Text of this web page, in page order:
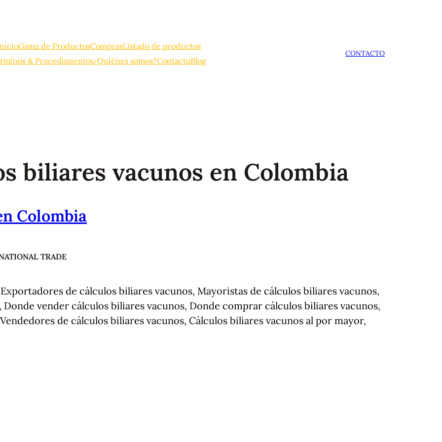
Gama de ProductosComprasListado de productos
& Procedimientos¿Quiénes somos?ContactoBlog
CONTACTO
biliares vacunos en Colombia
Colombia
TRADE
de cálculos biliares vacunos, Mayoristas de cálculos biliares vacunos,
vender cálculos biliares vacunos, Donde comprar cálculos biliares vacunos,
de cálculos biliares vacunos, Cálculos biliares vacunos al por mayor,